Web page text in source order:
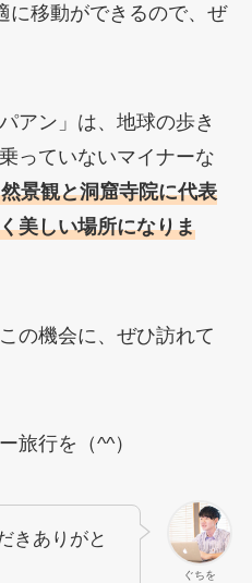
に移動ができるので、ぜ
アン」は、地球の歩き
っていないマイナーな
景観と洞窟寺院に代表
美しい場所になりま
の機会に、ぜひ訪れて
旅行を（^^）
ぐちを
きありがと